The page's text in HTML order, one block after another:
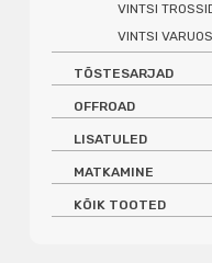
VINTSI
VINTSI
TÕSTESARJAD
OFFROAD
LISATULED
MATKAMINE
KÕIK TOOTED